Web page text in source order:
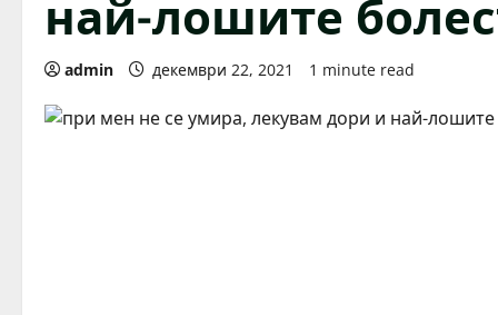
admin декември 22, 2021 1 minute read